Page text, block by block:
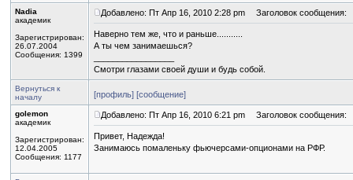
Nadia
академик
Зарегистрирован:
26.07.2004
Сообщения: 1399
Добавлено: Пт Апр 16, 2010 2:28 pm Заголовок сообщения:
Наверно тем же, что и раньше...........
А ты чем занимаешься?
Смотри глазами своей души и будь собой.
Вернуться к
началу
[профиль] [сообщение]
golemon
академик
Зарегистрирован:
12.04.2005
Сообщения: 1177
Добавлено: Пт Апр 16, 2010 6:21 pm Заголовок сообщения:
Привет, Надежда!
Занимаюсь помаленьку фьючерсами-опционами на РФР.